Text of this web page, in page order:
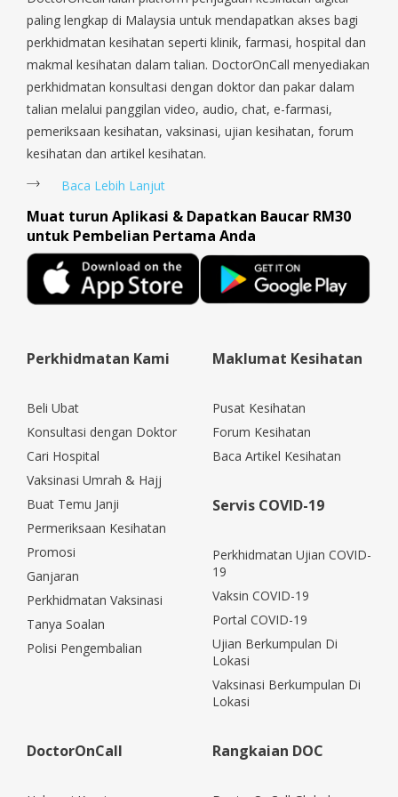
Serangoon Rd, Seletar, Tampines, Toa Payoh, Tanjong Pagar,
Telok Blangah, Tanglin, Thomson, Tuas, Tengah, Upper East
Coast, Upper Bukit Timah, Upper Thomson, Woodlands, West
Coast, Yishun, Yio Chu Kang.
paling lengkap di Malaysia untuk mendapatkan akses bagi
perkhidmatan kesihatan seperti klinik, farmasi, hospital dan
makmal kesihatan dalam talian. DoctorOnCall menyediakan
perkhidmatan konsultasi dengan doktor dan pakar dalam
talian melalui panggilan video, audio, chat, e-farmasi,
pemeriksaan kesihatan, vaksinasi, ujian kesihatan, forum
kesihatan dan artikel kesihatan.
Baca Lebih Lanjut
Muat turun Aplikasi & Dapatkan Baucar RM30
untuk Pembelian Pertama Anda
Perkhidmatan Kami
Beli Ubat
Konsultasi dengan Doktor
Cari Hospital
Vaksinasi Umrah & Hajj
Buat Temu Janji
Permeriksaan Kesihatan
Promosi
Ganjaran
Perkhidmatan Vaksinasi
Tanya Soalan
Polisi Pengembalian
Maklumat Kesihatan
Pusat Kesihatan
Forum Kesihatan
Baca Artikel Kesihatan
Servis COVID-19
Perkhidmatan Ujian COVID-
19
Vaksin COVID-19
Portal COVID-19
Ujian Berkumpulan Di
Lokasi
Vaksinasi Berkumpulan Di
Lokasi
DoctorOnCall Rangkaian DOC